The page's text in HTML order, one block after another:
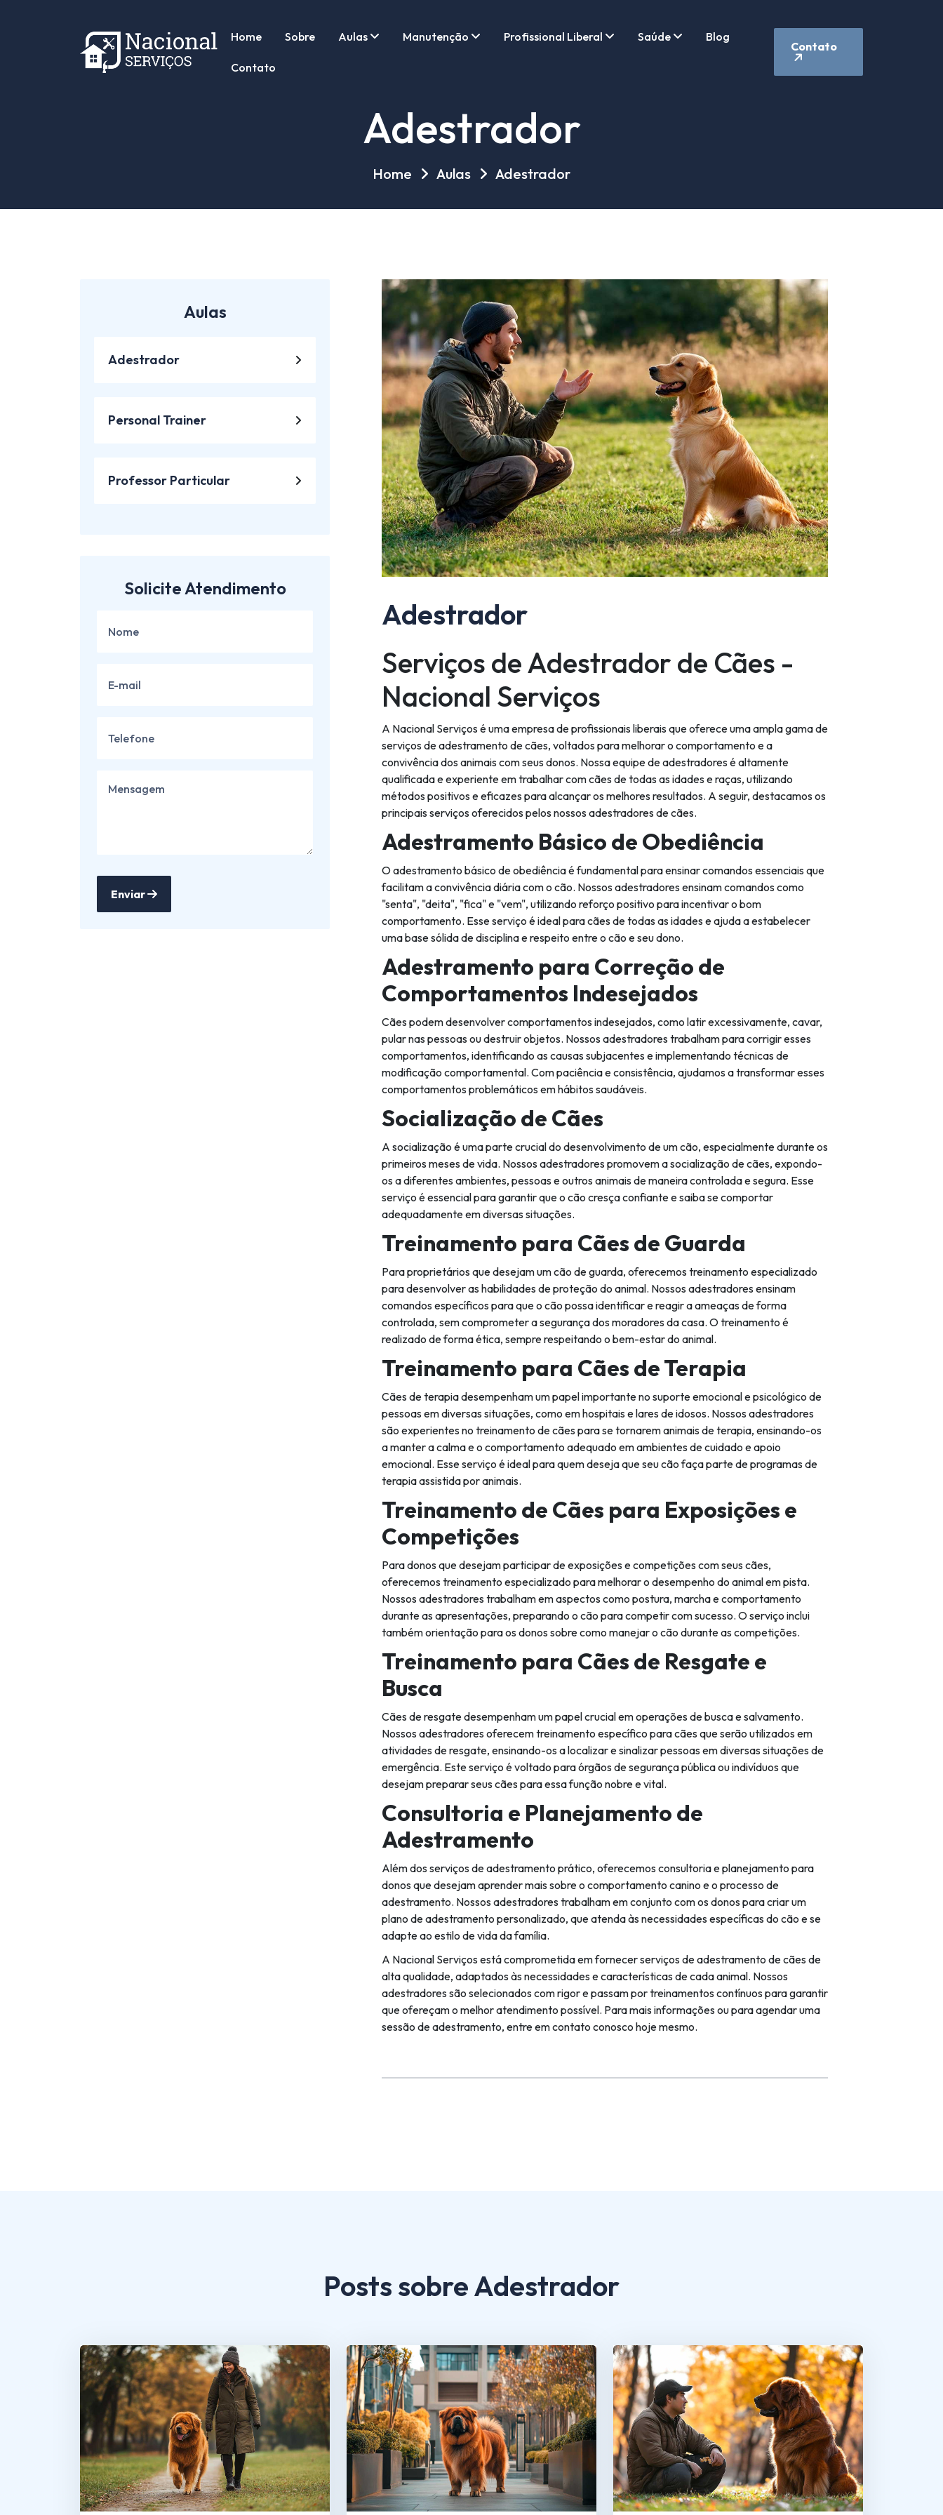
Home Sobre Aulas Manutenção Profissional Liberal Saúde Blog
Contato
Contato
Adestrador
Home Aulas Adestrador
Aulas
Adestrador
Personal Trainer
Professor Particular
Solicite Atendimento
Enviar
Adestrador
Serviços de Adestrador de Cães -
Nacional Serviços
A Nacional Serviços é uma empresa de profissionais liberais que oferece uma ampla gama de
serviços de adestramento de cães, voltados para melhorar o comportamento e a
convivência dos animais com seus donos. Nossa equipe de adestradores é altamente
qualificada e experiente em trabalhar com cães de todas as idades e raças, utilizando
métodos positivos e eficazes para alcançar os melhores resultados. A seguir, destacamos os
principais serviços oferecidos pelos nossos adestradores de cães.
Adestramento Básico de Obediência
O adestramento básico de obediência é fundamental para ensinar comandos essenciais que
facilitam a convivência diária com o cão. Nossos adestradores ensinam comandos como
"senta", "deita", "fica" e "vem", utilizando reforço positivo para incentivar o bom
comportamento. Esse serviço é ideal para cães de todas as idades e ajuda a estabelecer
uma base sólida de disciplina e respeito entre o cão e seu dono.
Adestramento para Correção de
Comportamentos Indesejados
Cães podem desenvolver comportamentos indesejados, como latir excessivamente, cavar,
pular nas pessoas ou destruir objetos. Nossos adestradores trabalham para corrigir esses
comportamentos, identificando as causas subjacentes e implementando técnicas de
modificação comportamental. Com paciência e consistência, ajudamos a transformar esses
comportamentos problemáticos em hábitos saudáveis.
Socialização de Cães
A socialização é uma parte crucial do desenvolvimento de um cão, especialmente durante os
primeiros meses de vida. Nossos adestradores promovem a socialização de cães, expondo-
os a diferentes ambientes, pessoas e outros animais de maneira controlada e segura. Esse
serviço é essencial para garantir que o cão cresça confiante e saiba se comportar
adequadamente em diversas situações.
Treinamento para Cães de Guarda
Para proprietários que desejam um cão de guarda, oferecemos treinamento especializado
para desenvolver as habilidades de proteção do animal. Nossos adestradores ensinam
comandos específicos para que o cão possa identificar e reagir a ameaças de forma
controlada, sem comprometer a segurança dos moradores da casa. O treinamento é
realizado de forma ética, sempre respeitando o bem-estar do animal.
Treinamento para Cães de Terapia
Cães de terapia desempenham um papel importante no suporte emocional e psicológico de
pessoas em diversas situações, como em hospitais e lares de idosos. Nossos adestradores
são experientes no treinamento de cães para se tornarem animais de terapia, ensinando-os
a manter a calma e o comportamento adequado em ambientes de cuidado e apoio
emocional. Esse serviço é ideal para quem deseja que seu cão faça parte de programas de
terapia assistida por animais.
Treinamento de Cães para Exposições e
Competições
Para donos que desejam participar de exposições e competições com seus cães,
oferecemos treinamento especializado para melhorar o desempenho do animal em pista.
Nossos adestradores trabalham em aspectos como postura, marcha e comportamento
durante as apresentações, preparando o cão para competir com sucesso. O serviço inclui
também orientação para os donos sobre como manejar o cão durante as competições.
Treinamento para Cães de Resgate e
Busca
Cães de resgate desempenham um papel crucial em operações de busca e salvamento.
Nossos adestradores oferecem treinamento específico para cães que serão utilizados em
atividades de resgate, ensinando-os a localizar e sinalizar pessoas em diversas situações de
emergência. Este serviço é voltado para órgãos de segurança pública ou indivíduos que
desejam preparar seus cães para essa função nobre e vital.
Consultoria e Planejamento de
Adestramento
Além dos serviços de adestramento prático, oferecemos consultoria e planejamento para
donos que desejam aprender mais sobre o comportamento canino e o processo de
adestramento. Nossos adestradores trabalham em conjunto com os donos para criar um
plano de adestramento personalizado, que atenda às necessidades específicas do cão e se
adapte ao estilo de vida da família.
A Nacional Serviços está comprometida em fornecer serviços de adestramento de cães de
alta qualidade, adaptados às necessidades e características de cada animal. Nossos
adestradores são selecionados com rigor e passam por treinamentos contínuos para garantir
que ofereçam o melhor atendimento possível. Para mais informações ou para agendar uma
sessão de adestramento, entre em contato conosco hoje mesmo.
Posts sobre Adestrador